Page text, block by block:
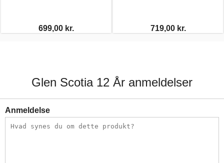
699,00 kr. 719,00 kr.
Glen Scotia 12 År anmeldelser
Anmeldelse